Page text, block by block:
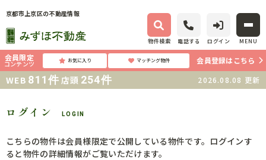
京都市上京区の不動産情報
物件検索 電話する ログイン MENU
会員限定
コンテンツ お気に入り マッチング物件 会員登録はこちら
WEB 811件 店頭 254件 2026.08.08 更新
ログイン LOGIN
こちらの物件は会員様限定で公開している物件です。ログインす
ると物件の詳細情報がご覧いただけます。